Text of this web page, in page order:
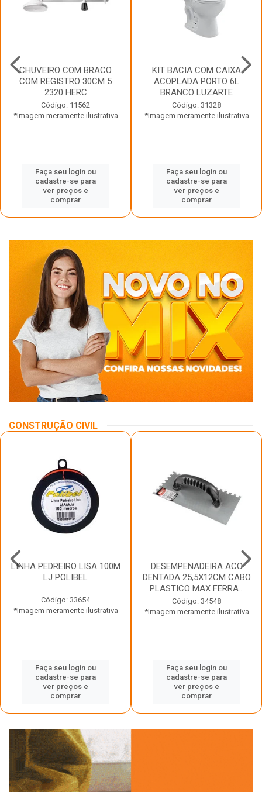
CHUVEIRO COM BRACO
COM REGISTRO 30CM 5
2320 HERC
Código: 11562
*Imagem meramente ilustrativa
Faça seu login ou
cadastre-se para
ver preços e
comprar
KIT BACIA COM CAIXA
ACOPLADA PORTO 6L
BRANCO LUZARTE
Código: 31328
*Imagem meramente ilustrativa
Faça seu login ou
cadastre-se para
ver preços e
comprar
CONSTRUÇÃO CIVIL
LINHA PEDREIRO LISA 100M
LJ POLIBEL
Código: 33654
*Imagem meramente ilustrativa
Faça seu login ou
cadastre-se para
ver preços e
comprar
DESEMPENADEIRA ACO
DENTADA 25,5X12CM CABO
PLASTICO MAX FERRA...
Código: 34548
*Imagem meramente ilustrativa
Faça seu login ou
cadastre-se para
ver preços e
comprar